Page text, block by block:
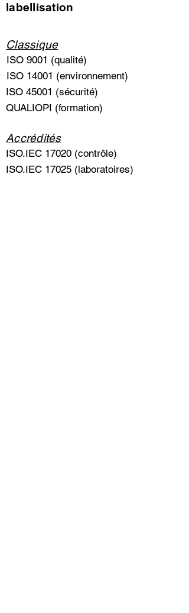
labellisation
Classique
ISO 9001 (qualité)
ISO 14001 (environnement)
ISO 45001 (sécurité)
QUALIOPI (formation)
Accrédités
ISO.IEC 17020 (contrôle)
ISO.IEC 17025 (laboratoires)